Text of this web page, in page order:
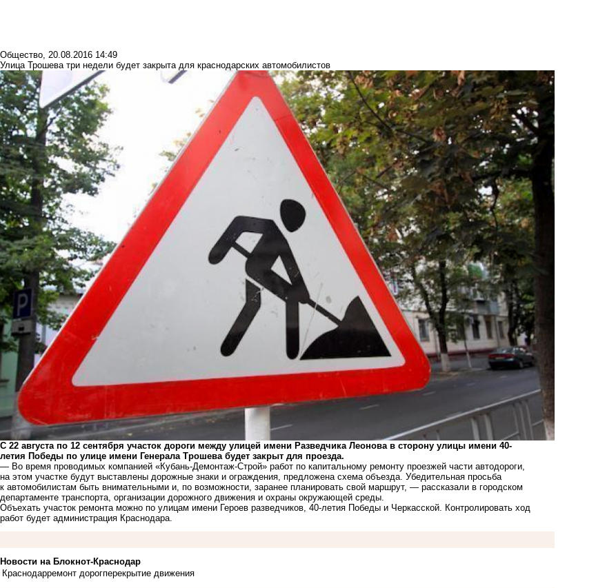
Общество, 20.08.2016 14:49
Улица Трошева три недели будет закрыта для краснодарских автомобилистов
С 22 августа по 12 сентября участок дороги между улицей имени Разведчика Леонова в сторону улицы имени 40-
летия Победы по улице имени Генерала Трошева будет закрыт для проезда.
— Во время проводимых компанией «Кубань-Демонтаж-Строй» работ по капитальному ремонту проезжей части автодороги,
на этом участке будут выставлены дорожные знаки и ограждения, предложена схема объезда. Убедительная просьба
к автомобилистам быть внимательными и, по возможности, заранее планировать свой маршрут, — рассказали в городском
департаменте транспорта, организации дорожного движения и охраны окружающей среды.
Объехать участок ремонта можно по улицам имени Героев разведчиков, 40-летия Победы и Черкасской. Контролировать ход
работ будет администрация Краснодара.
Новости на Блoкнoт-Краснодар
Краснодарремонт дорогперекрытие движения